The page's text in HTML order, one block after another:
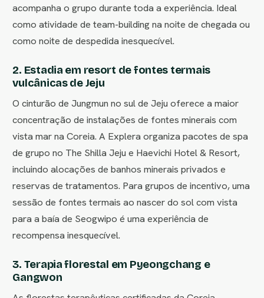
acompanha o grupo durante toda a experiência. Ideal
como atividade de team-building na noite de chegada ou
como noite de despedida inesquecível.
2. Estadia em resort de fontes termais
vulcânicas de Jeju
O cinturão de Jungmun no sul de Jeju oferece a maior
concentração de instalações de fontes minerais com
vista mar na Coreia. A Explera organiza pacotes de spa
de grupo no The Shilla Jeju e Haevichi Hotel & Resort,
incluindo alocações de banhos minerais privados e
reservas de tratamentos. Para grupos de incentivo, uma
sessão de fontes termais ao nascer do sol com vista
para a baía de Seogwipo é uma experiência de
recompensa inesquecível.
3. Terapia florestal em Pyeongchang e
Gangwon